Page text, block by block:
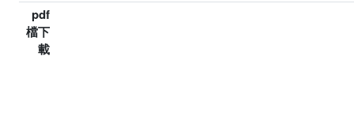
pdf
檔下
載